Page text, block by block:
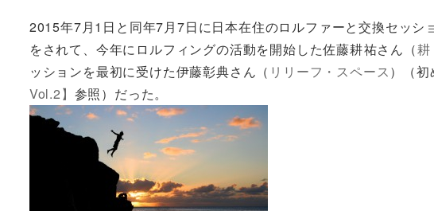
2015年7月1日と同年7月7日に日本在住のロルファーと交換セッ
をされて、今年にロルフィングの活動を開始した佐藤耕祐さん（耕
ッションを最初に受けた伊藤彰典さん（ リリーフ・スペース ）（
Vol.2】 参照）だった。